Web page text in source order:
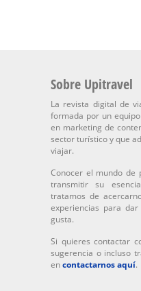
Sobre Upitravel
La revista digital de
formada por un
en marketing de
sector turístico y que
viajar.
Conocer el mundo de
transmitir su
tratamos de
experiencias para
gusta.
Si quieres contactar
sugerencia o incluso
encontactarnos aquí.